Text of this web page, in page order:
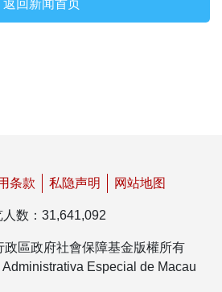
返回新闻首页
条款 私隐声明 网站地图
人数 ： 31,641,092
政區政府社會保障基金版權所有
Especial de Macau